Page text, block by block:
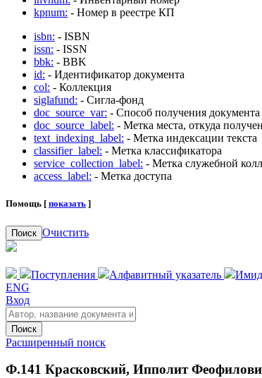
kpnum: - Номер в реестре КП
isbn: - ISBN
issn: - ISSN
bbk: - BBK
id: - Идентификатор документа
col: - Коллекция
siglafund: - Сигла-фонд
doc_source_var: - Способ получения документа
doc_source_label: - Метка места, откуда
text_indexing_label: - Метка индексации текста
classifier_label: - Метка классификатора
service_collection_label: - Метка служебной
access_label: - Метка доступа
Помощь [ показать ]
Поиск Очистить
Поступления Алфавитный указатель
ENG
Вход
Поиск
Расширенный поиск
Ф.141 Красковский, Ипполит